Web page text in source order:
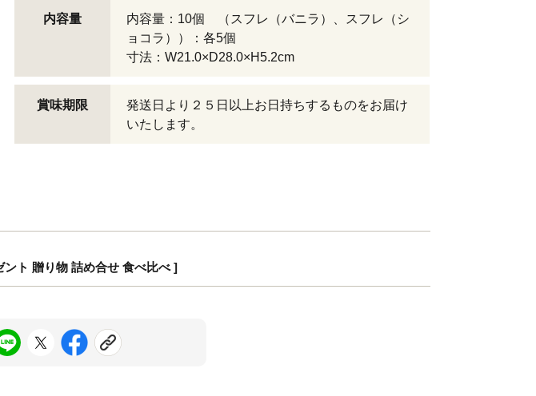
内容量
内容量：10個 （スフレ（バニラ）、スフレ（シ
ョコラ））：各5個
寸法：W21.0×D28.0×H5.2cm
賞味期限
発送日より２５日以上お日持ちするものをお届け
いたします。
ト 贈り物 詰め合せ 食べ比べ ]